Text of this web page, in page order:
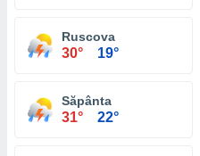
Ruscova
30° 19°
Săpânta
31° 22°